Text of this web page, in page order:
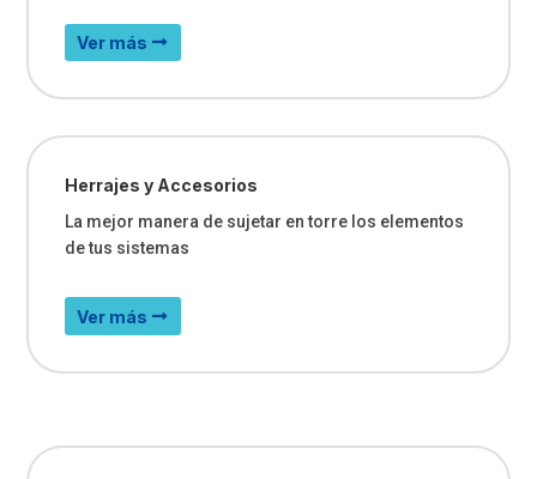
Ver más
Herrajes y Accesorios
La mejor manera de sujetar en torre los elementos
de tus sistemas
Ver más